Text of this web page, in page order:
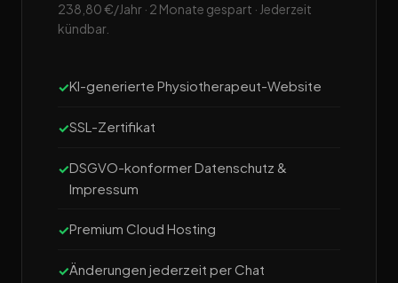
238,80 €/Jahr · 2 Monate gespart · Jederzeit
kündbar.
KI-generierte Physiotherapeut-Website
SSL-Zertifikat
DSGVO-konformer Datenschutz &
Impressum
Premium Cloud Hosting
Änderungen jederzeit per Chat